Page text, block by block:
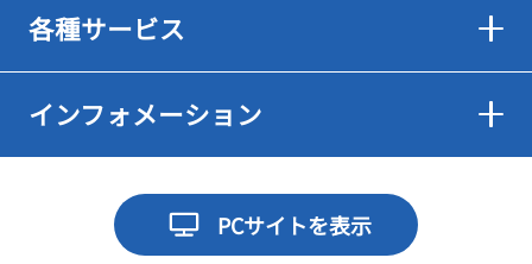
各種サービス
インフォメーション
PCサイトを表示